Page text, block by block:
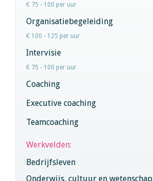
€ 75 - 100 per uur
Organisatiebegeleiding
€ 100 - 125 per uur
Intervisie
€ 75 - 100 per uur
Coaching
Executive coaching
Teamcoaching
Werkvelden:
Bedrijfsleven
Onderwijs, cultuur en wetenschap